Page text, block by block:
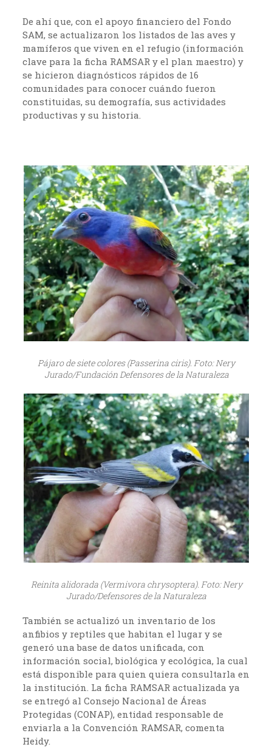
De ahí que, con el apoyo financiero del Fondo
SAM, se actualizaron los listados de las aves y
mamíferos que viven en el refugio (información
clave para la ficha RAMSAR y el plan maestro) y
se hicieron diagnósticos rápidos de 16
comunidades para conocer cuándo fueron
constituidas, su demografía, sus actividades
productivas y su historia.
Pájaro de siete colores (Passerina ciris). Foto: Nery
Jurado/Fundación Defensores de la Naturaleza
Reinita alidorada (Vermivora chrysoptera). Foto: Nery
Jurado/Defensores de la Naturaleza
También se actualizó un inventario de los
anfibios y reptiles que habitan el lugar y se
generó una base de datos unificada, con
información social, biológica y ecológica, la cual
está disponible para quien quiera consultarla en
la institución. La ficha RAMSAR actualizada ya
se entregó al Consejo Nacional de Áreas
Protegidas (CONAP), entidad responsable de
enviarla a la Convención RAMSAR, comenta
Heidy.